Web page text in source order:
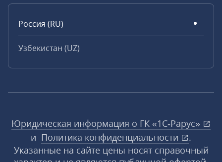
Россия (RU)
Узбекистан (UZ)
Юридическая информация о ГК «1С‑Рарус»
и Политика конфиденциальности
.
Указанные на сайте цены носят справочный